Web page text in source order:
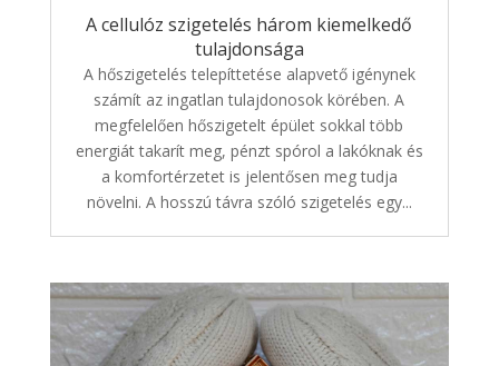
A cellulóz szigetelés három kiemelkedő
tulajdonsága
A hőszigetelés telepíttetése alapvető igénynek
számít az ingatlan tulajdonosok körében. A
megfelelően hőszigetelt épület sokkal több
energiát takarít meg, pénzt spórol a lakóknak és
a komfortérzetet is jelentősen meg tudja
növelni. A hosszú távra szóló szigetelés egy...